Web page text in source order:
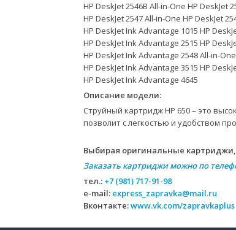
HP DeskJet 2546B All-in-One HP DeskJet
HP DeskJet 2547 All-in-One HP DeskJet
HP DeskJet Ink Advantage 1015 HP
HP DeskJet Ink Advantage 2515 HP
HP DeskJet Ink Advantage 2548 All-in-
HP DeskJet Ink Advantage 3515 HP
HP DeskJet Ink Advantage 4645
Описание модели:
Струйный картридж HP 650 – это
позволит с легкостью и удобством
Выбирая оригинальные
Заказать картриджи можно по
тел.: +7 (981) 717-91-98
e-mail: express_zapravka@mail.ru
Вконтакте:www.vk.com/zapravkaplus